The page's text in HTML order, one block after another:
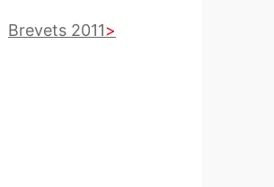
Brevets 2011